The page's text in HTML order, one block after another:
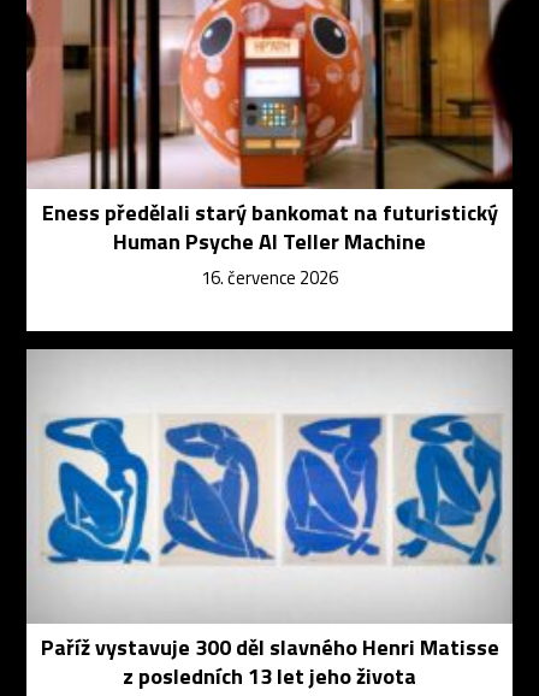
Eness předělali starý bankomat na futuristický
Human Psyche AI Teller Machine
16. července 2026
Paříž vystavuje 300 děl slavného Henri Matisse
z posledních 13 let jeho života